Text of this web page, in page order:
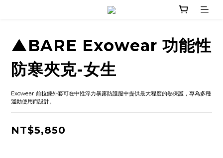
▲BARE Exowear 功能性
防寒夾克-女生
Exowear 前拉鍊外套可在中性浮力暴露防護服中提供最大程度的熱保護，專為多種
運動使用而設計。
NT$5,850